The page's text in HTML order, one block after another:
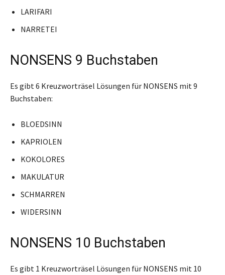
LARIFARI
NARRETEI
NONSENS 9 Buchstaben
Es gibt 6 Kreuzworträsel Lösungen für NONSENS mit 9
Buchstaben:
BLOEDSINN
KAPRIOLEN
KOKOLORES
MAKULATUR
SCHMARREN
WIDERSINN
NONSENS 10 Buchstaben
Es gibt 1 Kreuzworträsel Lösungen für NONSENS mit 10